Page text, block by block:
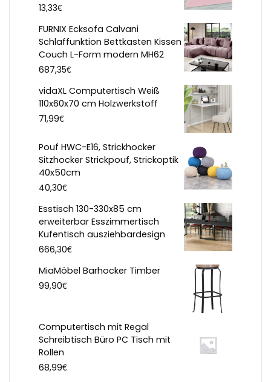
13,33€
FURNIX Ecksofa Calvani
Schlaffunktion Bettkasten Kissen
Couch L-Form modern MH62
687,35€
vidaXL Computertisch Weiß
110x60x70 cm Holzwerkstoff
71,99€
Pouf HWC-E16, Strickhocker
Sitzhocker Strickpouf, Strickoptik
40x50cm
40,30€
Esstisch 130-330x85 cm
erweiterbar Esszimmertisch
Kufentisch ausziehbardesign
666,30€
MiaMöbel Barhocker Timber
99,90€
Computertisch mit Regal
Schreibtisch Büro PC Tisch mit
Rollen
68,99€